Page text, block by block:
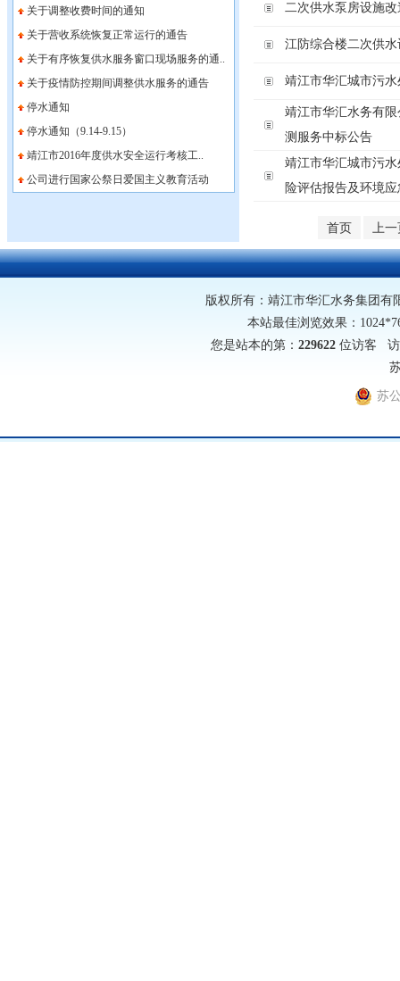
关于调整收费时间的通知
关于营收系统恢复正常运行的通告
关于有序恢复供水服务窗口现场服务的通..
关于疫情防控期间调整供水服务的通告
停水通知
停水通知（9.14-9.15）
靖江市2016年度供水安全运行考核工..
公司进行国家公祭日爱国主义教育活动
二次供水泵房设施
江防综合楼二次供
靖江市华汇城市污
靖江市华汇水务有
测服务中标公告
靖江市华汇城市污
险评估报告及环境
首页 上
版权所有：靖江市华汇水务集团有
本站最佳浏览效果：
您是站本的第： 229622位访客 访
苏